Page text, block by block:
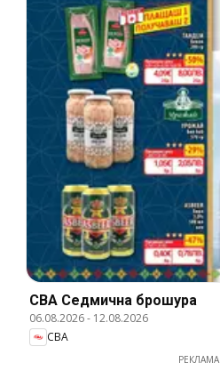
CBA Cедмична брошура
06.08.2026- 12.08.2026
CBA
РЕКЛАМА